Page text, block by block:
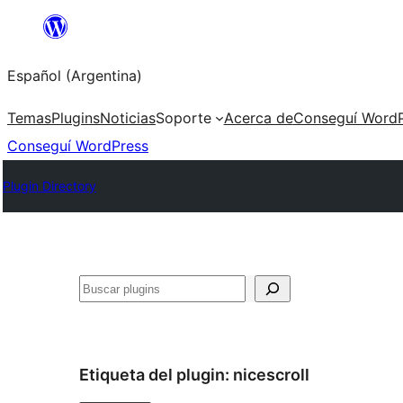
Saltar
contenido
Español (Argentina)
TemasPluginsNoticiasSoporte Acerca deConseguí
Conseguí WordPress
Plugin Directory
Buscar
Etiqueta del plugin: nicescroll